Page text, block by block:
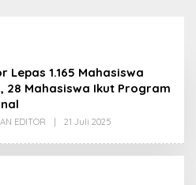
Lepas 1.165 Mahasiswa
28 Mahasiswa Ikut Program
EDITOR 21 Juli 2025